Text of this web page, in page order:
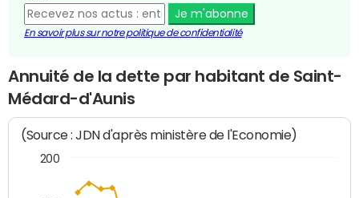
Je m'abonne
En savoir plus sur notre politique de confidentialité
Annuité de la dette par habitant de Saint-
Médard-d'Aunis
(Source : JDN d'après ministère de l'Economie)
200